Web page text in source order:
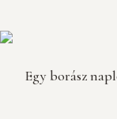
Egy borász